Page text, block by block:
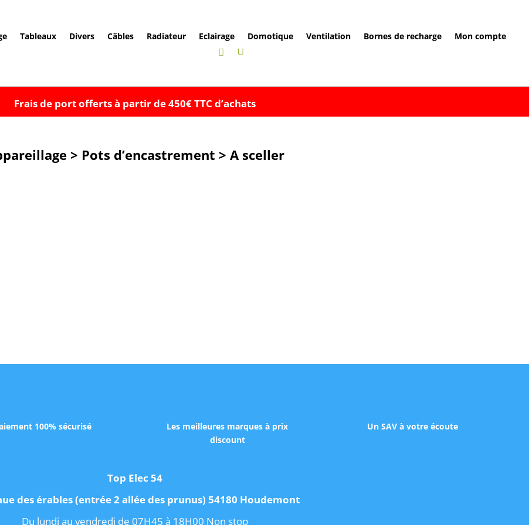
Tableaux Divers Câbles Radiateur Eclairage Domotique Ventilation Bornes de recharge Mon compte
Frais de port offerts à partir de 450€ TTC d’achats
> Pots d’encastrement > A sceller
100% sécurisé
Les meilleures marques à prix
discount
Un SAV à votre écoute
Top Elec 54
des érables (entrée 2 allée des prunus) 54180 Houdemont
Du lundi au vendredi de 07H45 à 18H00 Non stop